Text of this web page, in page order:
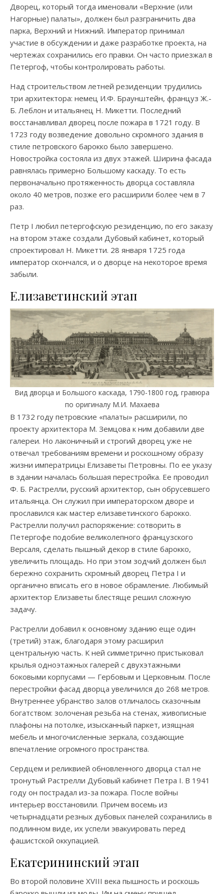
Дворец, который тогда именовали «Верхние (или
Нагорные) палаты», должен был разграничить два
парка, Верхний и Нижний. Император принимал
участие в обсуждении и даже разработке проекта, на
чертежах сохранились его правки. Он часто приезжал в
Петергоф, чтобы контролировать работы.
Над строительством летней резиденции трудились
три архитектора: немец И.Ф. Браунштейн, француз Ж.-
Б. Леблон и итальянец Н. Микетти. Последний
восстанавливал дворец после пожара в 1721 году. В
1723 году возведение довольно скромного здания в
стиле петровского барокко было завершено.
Новостройка состояла из двух этажей. Ширина фасада
равнялась примерно Большому каскаду. То есть
первоначально протяженность дворца составляла
около 40 метров, позже его расширили более чем в 7
раз.
Петр I любил петергофскую резиденцию, по его заказу
на втором этаже создали Дубовый кабинет, который
спроектировал Н. Микетти. 28 января 1725 года
император скончался, и о дворце на некоторое время
забыли.
Елизаветинский этап
Вид дворца и Большого каскада, 1790-1800 год, гравюра
по оригиналу М.И. Махаева
В 1732 году петровские «палаты» расширили, по
проекту архитектора М. Земцова к ним добавили две
галереи. Но лаконичный и строгий дворец уже не
отвечал требованиям времени и роскошному образу
жизни императрицы Елизаветы Петровны. По ее указу
в здании началась большая перестройка. Ее проводил
Ф. Б. Растрелли, русский архитектор, сын обрусевшего
итальянца. Он служил при императорском дворе и
прославился как мастер елизаветинского барокко.
Растрелли получил распоряжение: сотворить в
Петергофе подобие великолепного французского
Версаля, сделать пышный декор в стиле барокко,
увеличить площадь. Но при этом зодчий должен был
бережно сохранить скромный дворец Петра I и
органично вписать его в новое обрамление. Любимый
архитектор Елизаветы блестяще решил сложную
задачу.
Растрелли добавил к основному зданию еще один
(третий) этаж, благодаря этому расширил
центральную часть. К ней симметрично пристыковал
крылья одноэтажных галерей с двухэтажными
боковыми корпусами — Гербовым и Церковным. После
перестройки фасад дворца увеличился до 268 метров.
Внутреннее убранство залов отличалось сказочным
богатством: золоченая резьба на стенах, живописные
плафоны на потолке, изысканный паркет, изящная
мебель и многочисленные зеркала, создающие
впечатление огромного пространства.
Сердцем и реликвией обновленного дворца стал не
тронутый Растрелли Дубовый кабинет Петра I. В 1941
году он пострадал из-за пожара. После войны
интерьер восстановили. Причем восемь из
четырнадцати резных дубовых панелей сохранились в
подлинном виде, их успели эвакуировать перед
фашистской оккупацией.
Екатерининский этап
Во второй половине XVIII века пышность и роскошь